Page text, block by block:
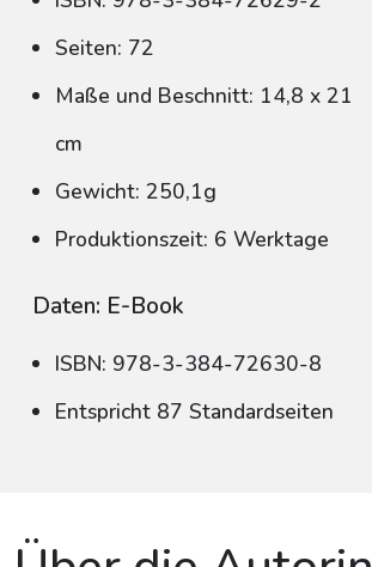
Seiten: 72
Maße und Beschnitt: 14,8 x 21
cm
Gewicht: 250,1g
Produktionszeit: 6 Werktage
Daten: E-Book
ISBN: 978-3-384-72630-8
Entspricht 87 Standardseiten